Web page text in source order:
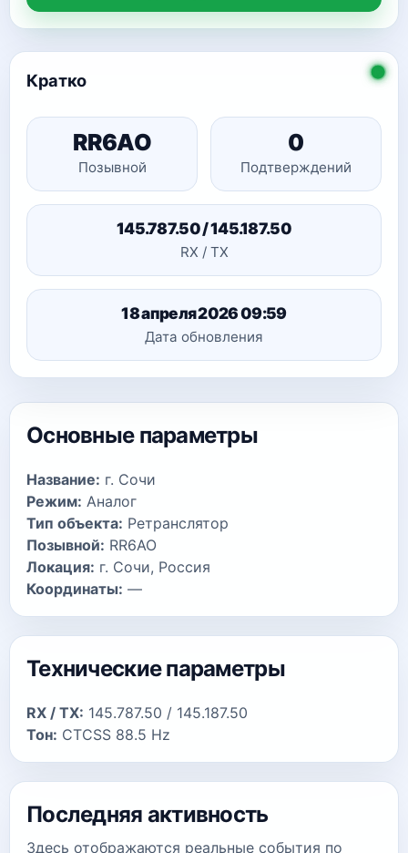
Кратко
RR6AO
Позывной
0
Подтверждений
145.787.50 / 145.187.50
RX / TX
18 апреля 2026 09:59
Дата обновления
Основные параметры
Название: г. Сочи
Режим: Аналог
Тип объекта: Ретранслятор
Позывной: RR6AO
Локация: г. Сочи, Россия
Координаты: —
Технические параметры
RX / TX: 145.787.50 / 145.187.50
Тон: CTCSS 88.5 Hz
Последняя активность
Здесь отображаются реальные события по